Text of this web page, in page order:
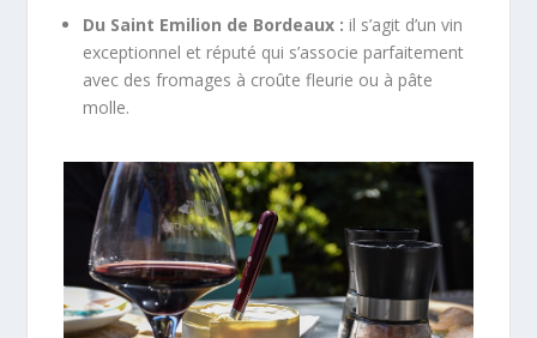
Du Saint Emilion de Bordeaux : il s’agit d’un vin
exceptionnel et réputé qui s’associe parfaitement
avec des fromages à croûte fleurie ou à pâte
molle.